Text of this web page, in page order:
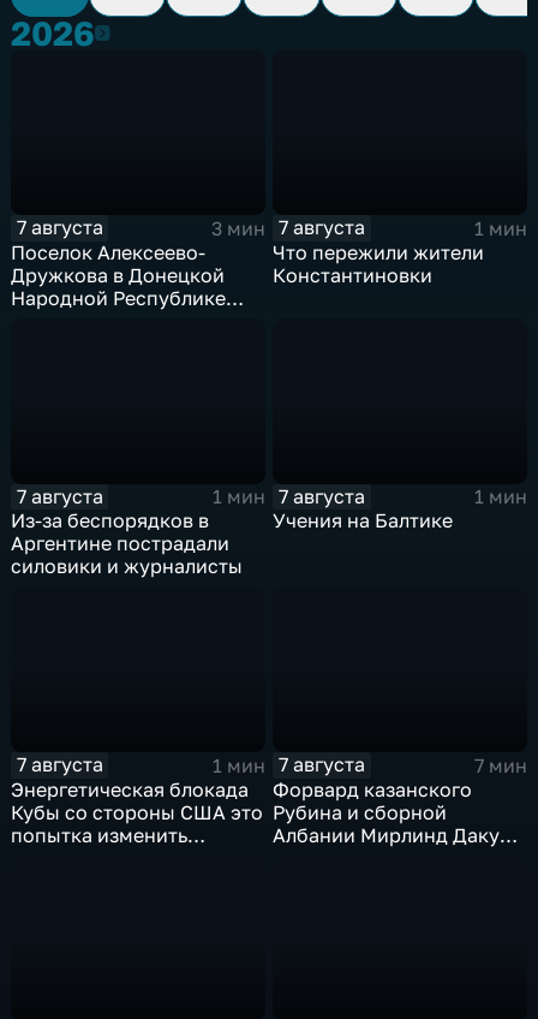
20262026
7 августа
3 мин
Поселок Алексеево-
Дружкова в Донецкой
Народной Республике
7 августа
1 мин
Что пережили жители
Константиновки
7 августа
1 мин
Из-за беспорядков в
Аргентине пострадали
силовики и журналисты
7 августа
1 мин
Учения на Балтике
7 августа
1 мин
Энергетическая блокада
Кубы со стороны США это
попытка изменить
7 августа
7 мин
Форвард казанского
Рубина и сборной
Албании Мирлинд Даку